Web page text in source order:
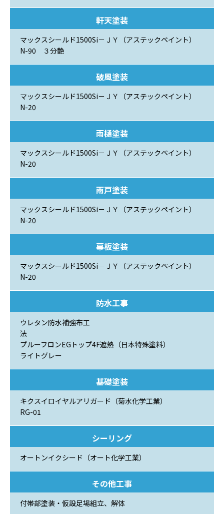
軒天塗装
マックスシールド1500Si－ＪＹ（アステックペイント）
N-90 ３分艶
破風塗装
マックスシールド1500Si－ＪＹ（アステックペイント）
N-20
雨樋塗装
マックスシールド1500Si－ＪＹ（アステックペイント）
N-20
雨戸塗装
マックスシールド1500Si－ＪＹ（アステックペイント）
N-20
幕板塗装
マックスシールド1500Si－ＪＹ（アステックペイント）
N-20
防水工事
ウレタン防水補強布工
プルーフロンEGトップ4F遮熱（日本特殊塗料）
ライトグレー
基礎塗装
キクスイロイヤルアリガード（菊水化学工業）
RG-01
シーリング
オートンイクシード（オート化学工業）
その他工事
付帯部塗装・仮設足場組立、解体